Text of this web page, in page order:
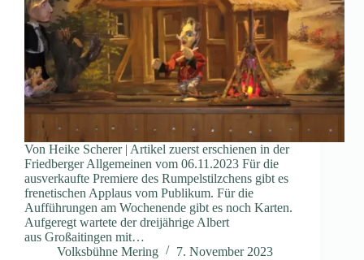
Von Heike Scherer | Artikel zuerst erschienen in der
Friedberger Allgemeinen vom 06.11.2023 Für die
ausverkaufte Premiere des Rumpelstilzchens gibt es
frenetischen Applaus vom Publikum. Für die
Aufführungen am Wochenende gibt es noch Karten.
Aufgeregt wartete der dreijährige Albert
aus Großaitingen mit…
Volksbühne Mering
7. November 2023